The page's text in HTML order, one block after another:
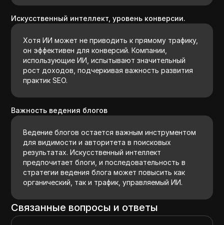
Искусственный интеллект, уровень конверсии.
Хотя ИИ может не приводить к прямому трафику,
он эффективен для конверсий. Компании,
использующие ИИ, испытывают значительный
рост доходов, подчеркивая важность развития
практик SEO.
Важность ведения блогов
Ведение блогов остается важным инструментом
для видимости и авторитета в поисковых
результатах. Искусственный интеллект
предпочитает блоги, и последовательность в
стратегии ведения блога может повысить как
органический, так и трафик, управляемый ИИ.
Связанные вопросы и ответы